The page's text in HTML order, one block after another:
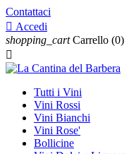
Contattaci
 Accedi
shopping_cart Carrello (0)

Tutti i Vini
Vini Rossi
Vini Bianchi
Vini Rose'
Bollicine